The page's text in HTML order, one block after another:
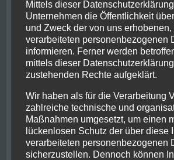
welches von außen an die Arena
Hauptstadt erinnert, allerdings
Luftkissen sondern klassischen
farbenfrohen Beton.
Mittels dieser
Unternehmen die Öffentlichkeit
und Zweck der von uns erhobenen,
verarbeiteten personenbezogenen
informieren. Ferner werden
mittels dieser
zustehenden Rechte aufgeklärt.
Wir haben als für die Verarbeitung
zahlreiche technische und
Maßnahmen umgesetzt, um einen
lückenlosen Schutz der über diese
verarbeiteten personenbezogenen
sicherzustellen. Dennoch können